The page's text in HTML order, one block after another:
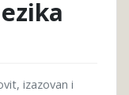
izazovan i